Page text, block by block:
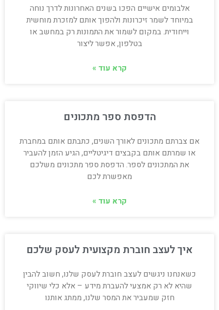
אלבומים אישיים הפכו בשנים האחרונות לדרך נוחה
במיוחד לשמר זיכרונות ולהפוך אותם למזכרת מוחשית
וייחודית. במקום לשמור את התמונות רק במחשב או
בטלפון, אפשר ליצור
קרא עוד »
הדפסת ספר מתכונים
אם צברתם מתכונים לאורך השנים, כתבתם אותם במחברת
או שמרתם אותם בקבצים דיגיטליים, הגיע הזמן להעביר
את המתכונים לספר. הדפסת ספר מתכונים משלכם
מאפשרת לכם
קרא עוד »
איך לעצב חוברת מקצועית לעסק שלכם
כשאנחנו ניגשים לעצב חוברת לעסק שלנו, חשוב להבין
שהיא לא רק אמצעי להעברת מידע – אלא כלי שיווקי
חזק שמעביר את המסר שלנו, ממתג אותנו